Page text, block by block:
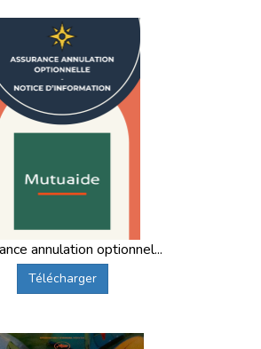
annulation optionnel...
Télécharger